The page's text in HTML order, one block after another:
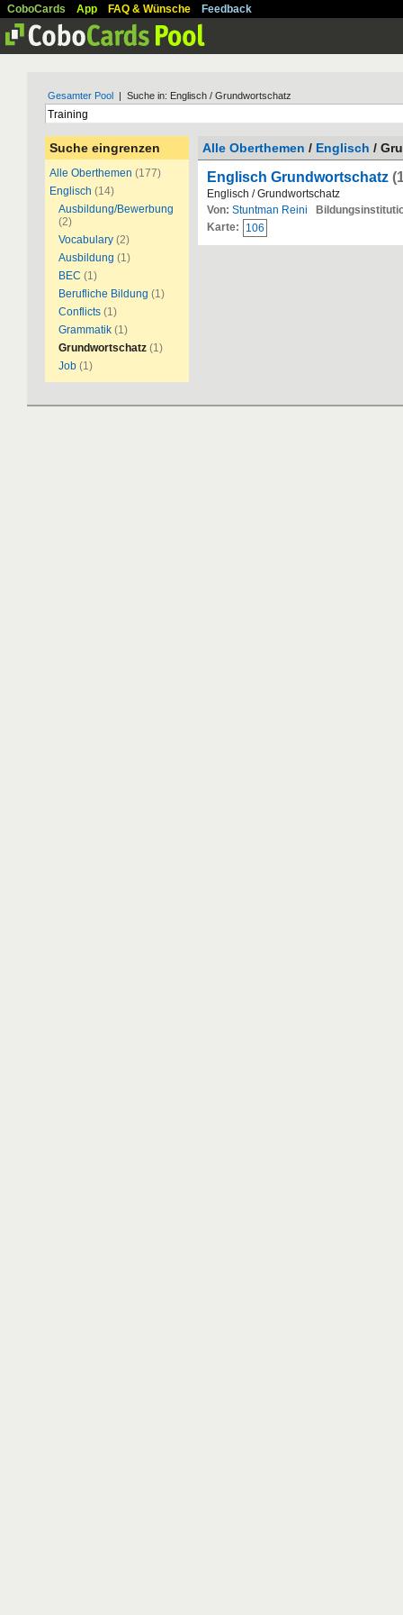
CoboCards App FAQ & Wünsche Feedback
Gesamter Pool | Suche in: Englisch / Grundwortschatz
Suche eingrenzen
Alle Oberthemen (177)
Englisch (14)
Ausbildung/Bewerbung
(2)
Vocabulary (2)
Ausbildung (1)
BEC (1)
Berufliche Bildung (1)
Conflicts (1)
Grammatik (1)
Grundwortschatz (1)
Job (1)
Alle Oberthemen / Englisch /
Englisch Grundwortschatz
Englisch / Grundwortschatz
Von: Stuntman Reini
Karte:
106